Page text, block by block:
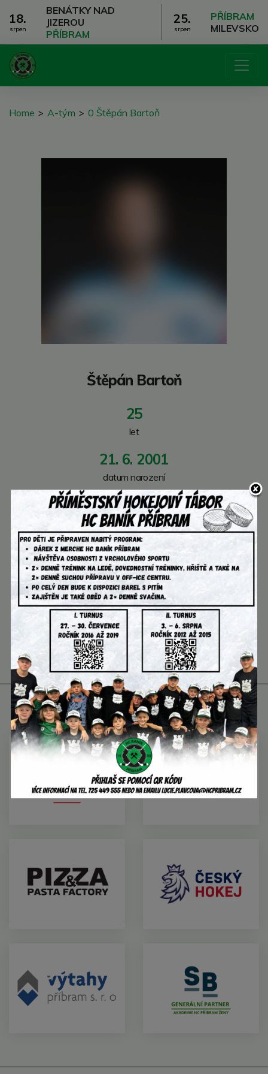
18.
srpen
BENÁTKY NAD
JIZEROU
PŘÍBRAM
25.
srpen
PŘÍBRAM
MILEVSKO
Home > A-tým > 0 Štěpán Bartoň
Štěpán Bartoň
25
let
21. 6. 2001
datum narození­
182
cm
65
kg
L
Partneři